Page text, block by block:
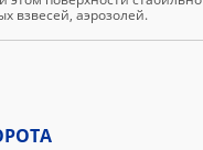
взвесей, аэрозолей.